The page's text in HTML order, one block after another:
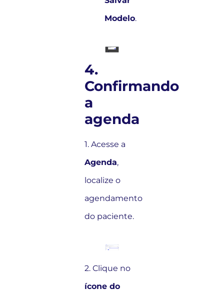
Modelo.
4.
Confirmando
a
agenda
1. Acesse a
Agenda,
localize o
agendamento
do paciente.
2. Clique no
ícone do